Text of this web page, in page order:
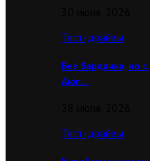
Тест-драйвы
Без бардачка, но
Aion…
Тест-драйвы